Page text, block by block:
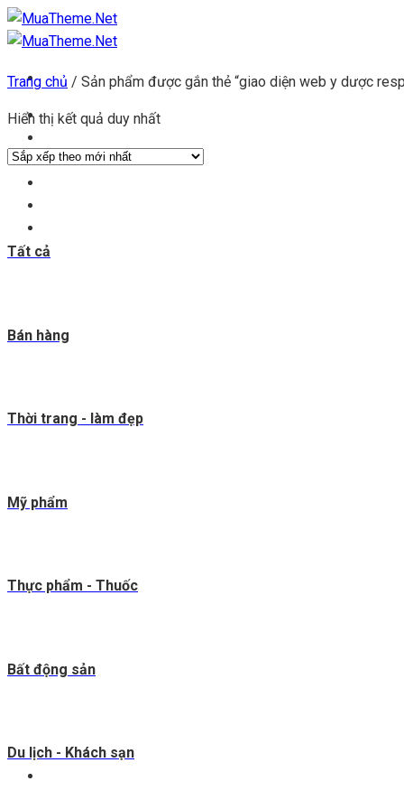
Chuyển
đến
dung
Trang chủ
Kho plugin
Trang chủ / Sản phẩm được gắn thẻ “giao diện web y dược
Hiển thị kết quả duy nhất
Tất cả
Bán hàng
Thời trang - làm đẹp
Mỹ phẩm
Thực phẩm - Thuốc
Bất động sản
Du lịch - Khách sạn